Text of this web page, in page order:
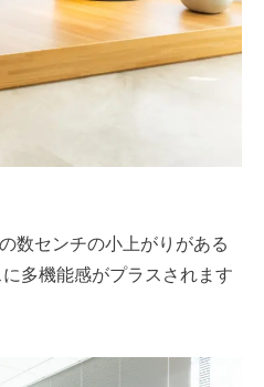
数センチの小上がりがある
多機能感がプラスされます